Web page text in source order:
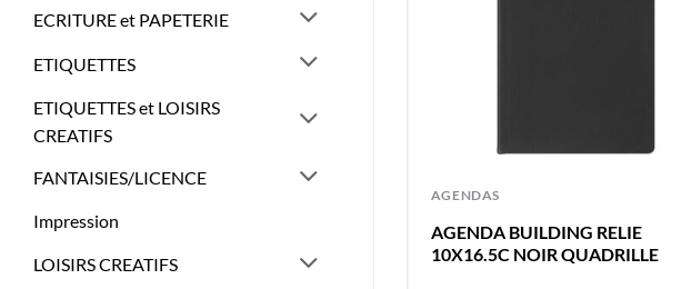
ECRITURE et PAPETERIE
ETIQUETTES
ETIQUETTES et LOISIRS
CREATIFS
FANTAISIES/LICENCE
Impression
LOISIRS CREATIFS
AGENDAS
AGENDA BUILDING RELIE
10X16.5C NOIR QUADRILLE
DISPLAY 73 AGENDAS 2025 BASIC
BREPOLS DISPONIBLE DÈS
SEPTEMBRE – DÉC